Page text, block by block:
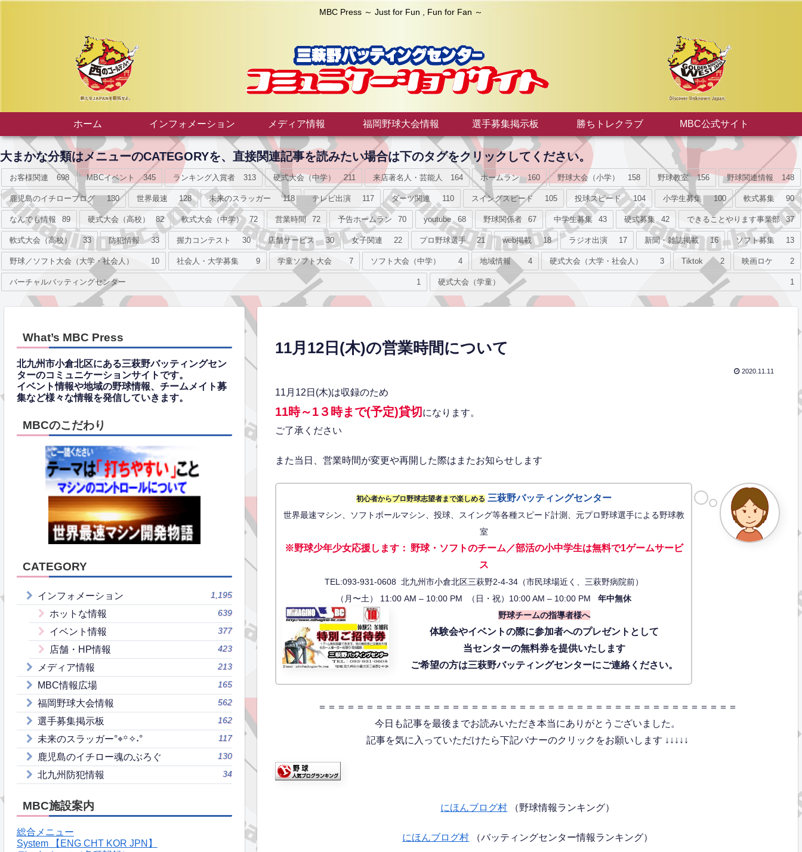
MBC Press ～ Just for Fun , Fun for Fan ～
ホーム インフォメーション メディア情報 福岡野球大会情報 選手募集掲示板 勝ちトレクラブ MBC公式サイト
大まかな分類はメニューのCATEGORYを、直接関連記事を読みたい場合は下のタグをクリックしてください。
お客様関連 698 MBCイベント 345 ランキング入賞者 313 硬式大会（中学） 211 来店著名人・芸能人 164 ホームラン 160 野球大会（小学） 158 野球教室 156 野球関連情報 148
鹿児島のイチローブログ 130 世界最速 128 未来のスラッガー 118 テレビ出演 117 ダーツ関連 110 スイングスピード 105 投球スピード 104 小学生募集 100 軟式募集 90
なんでも情報 89 硬式大会（高校） 82 軟式大会（中学） 72 営業時間 72 予告ホームラン 70 youtube 68 野球関係者 67 中学生募集 43 硬式募集 42 できることやります事業部 37
軟式大会（高校） 33 防犯情報 33 握力コンテスト 30 店舗サービス 30 女子関連 22 プロ野球選手 21 web掲載 18 ラジオ出演 17 新聞・雑誌掲載 16 ソフト募集 13
野球／ソフト大会（大学・社会人） 10 社会人・大学募集 9 学童ソフト大会 7 ソフト大会（中学） 4 地域情報 4 硬式大会（大学・社会人） 3 Tiktok 2 映画ロケ 2
バーチャルバッティングセンター 1 硬式大会（学童） 1
11月12日(木)の営業時間について
2020.11.11
11月12日(木)は収録のため
11時～1３時まで(予定)貸切 になります。
ご了承ください
また当日、営業時間が変更や再開した際はまたお知らせします
初心者からプロ野球志望者まで楽しめる 三萩野バッティングセンター
世界最速マシン、ソフトボールマシン、投球、スイング等各種スピード計測、元プロ野球選手による野球教
室
※野球少年少女応援します： 野球・ソフトのチーム／部活の小中学生は無料で1ゲームサービ
ス
TEL:093-931-0608 北九州市小倉北区三萩野2-4-34（市民球場近く、三萩野病院前）
（月〜土） 11:00 AM – 10:00 PM （日・祝）10:00 AM – 10:00 PM年中無休
野球チームの指導者様へ
体験会やイベントの際に参加者へのプレゼントとして
当センターの無料券を提供いたします
ご希望の方は三萩野バッティングセンターにご連絡ください。
＝＝＝＝＝＝＝＝＝＝＝＝＝＝＝＝＝＝＝＝＝＝＝＝＝＝＝＝＝＝＝＝＝＝＝＝＝＝＝＝＝＝＝＝
今日も記事を最後までお読みいただき本当にありがとうございました。
記事を気に入っていただけたら下記バナーのクリックをお願いします ↓↓↓↓↓
にほんブログ村 （野球情報ランキング）
にほんブログ村 （バッティングセンター情報ランキング）
What’s MBC Press
北九州市小倉北区にある三萩野バッティングセン
ターのコミュニケーションサイトです。
イベント情報や地域の野球情報、チームメイト募
集など様々な情報を発信していきます。
MBCのこだわり
CATEGORY
インフォメーション 1,195
ホットな情報 639
イベント情報 377
店舗・HP情報 423
メディア情報 213
MBC情報広場 165
福岡野球大会情報 562
選手募集掲示板 162
未来のスラッガー°⌖꙳✧˖° 117
鹿児島のイチロー魂のぶろぐ 130
北九州防犯情報 34
MBC施設案内
総合メニュー
System 【ENG CHT KOR JPN】